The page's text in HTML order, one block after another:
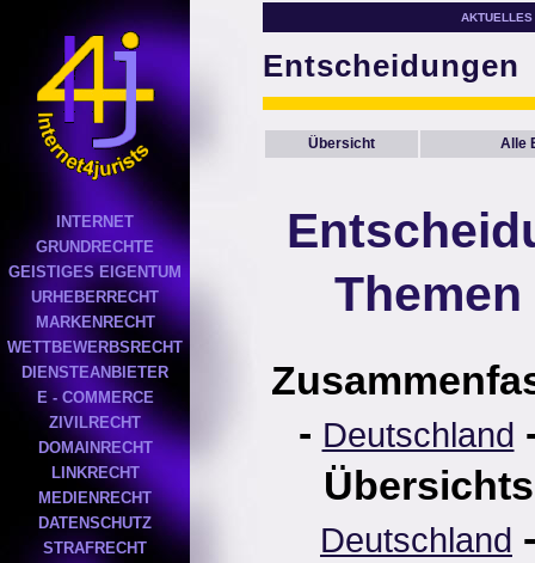
INTERNET
GRUNDRECHTE
GEISTIGES EIGENTUM
URHEBERRECHT
MARKENRECHT
WETTBEWERBSRECHT
DIENSTEANBIETER
E - COMMERCE
ZIVILRECHT
DOMAINRECHT
LINKRECHT
MEDIENRECHT
DATENSCHUTZ
STRAFRECHT
AKTUELLES
Entscheidungen
Übersicht Alle
- Deutschland
Deutschland